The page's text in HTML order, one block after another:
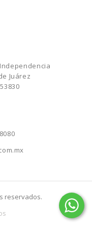
Juárez
reservados.